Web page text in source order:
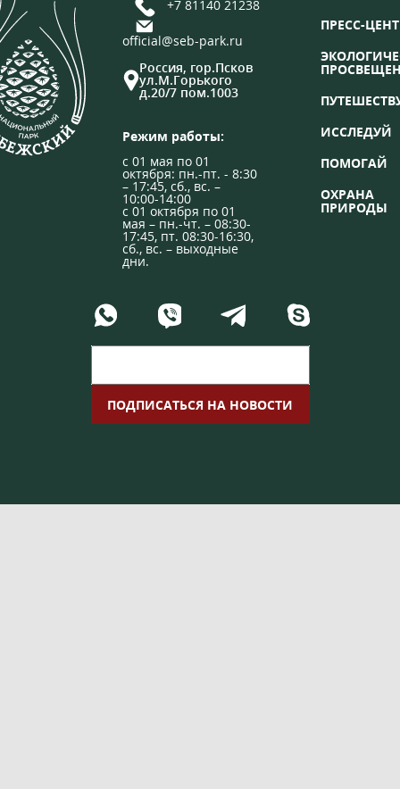
+7 81140 21238
official@seb-park.ru
Россия, гор.Псков
ул.М.Горького
д.20/7 пом.1003
Режим работы:
с 01 мая по 01
октября: пн.-пт. - 8:30
– 17:45, сб., вс. –
10:00-14:00
с 01 октября по 01
мая – пн.-чт. – 08:30-
17:45, пт. 08:30-16:30,
сб., вс. – выходные
дни.
ПРЕСС-
ИССЛЕДУЙ
ПОМОГАЙ
ОХРАНА
ПРИРОДЫ